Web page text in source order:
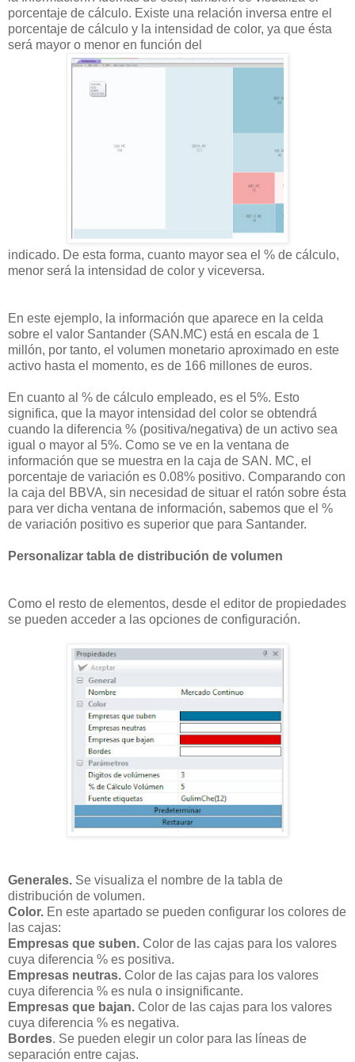
porcentaje de cálculo. Existe una relación inversa entre el
porcentaje de cálculo y la intensidad de color, ya que ésta
será mayor o menor en función del
indicado. De esta forma, cuanto mayor sea el % de cálculo,
menor será la intensidad de color y viceversa.
En este ejemplo, la información que aparece en la celda
sobre el valor Santander (SAN.MC) está en escala de 1
millón, por tanto, el volumen monetario aproximado en este
activo hasta el momento, es de 166 millones de euros.
En cuanto al % de cálculo empleado, es el 5%. Esto
significa, que la mayor intensidad del color se obtendrá
cuando la diferencia % (positiva/negativa) de un activo sea
igual o mayor al 5%. Como se ve en la ventana de
información que se muestra en la caja de SAN. MC, el
porcentaje de variación es 0.08% positivo. Comparando con
la caja del BBVA, sin necesidad de situar el ratón sobre ésta
para ver dicha ventana de información, sabemos que el %
de variación positivo es superior que para Santander.
Personalizar tabla de distribución de volumen
Como el resto de elementos, desde el editor de propiedades
se pueden acceder a las opciones de configuración.
Generales. Se visualiza el nombre de la tabla de
distribución de volumen.
Color. En este apartado se pueden configurar los colores de
las cajas:
Empresas que suben. Color de las cajas para los valores
cuya diferencia % es positiva.
Empresas neutras. Color de las cajas para los valores
cuya diferencia % es nula o insignificante.
Empresas que bajan. Color de las cajas para los valores
cuya diferencia % es negativa.
Bordes. Se pueden elegir un color para las líneas de
separación entre cajas.